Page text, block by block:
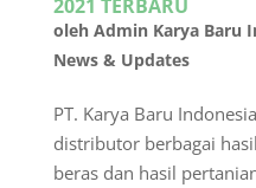
2021 TERBARU
oleh Admin Karya Baru
News & Updates
PT. Karya Baru
distributor berbagai
beras dan hasil